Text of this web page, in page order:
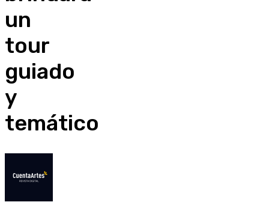
un
tour
guiado
y
temático